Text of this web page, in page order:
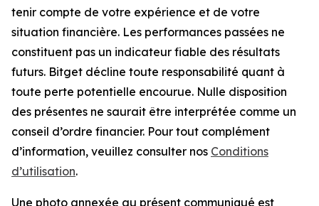
tenir compte de votre expérience et de votre
situation financière. Les performances passées ne
constituent pas un indicateur fiable des résultats
futurs. Bitget décline toute responsabilité quant à
toute perte potentielle encourue. Nulle disposition
des présentes ne saurait être interprétée comme un
conseil d’ordre financier. Pour tout complément
d’information, veuillez consulter nos Conditions
d’utilisation.
Une photo annexée au présent communiqué est